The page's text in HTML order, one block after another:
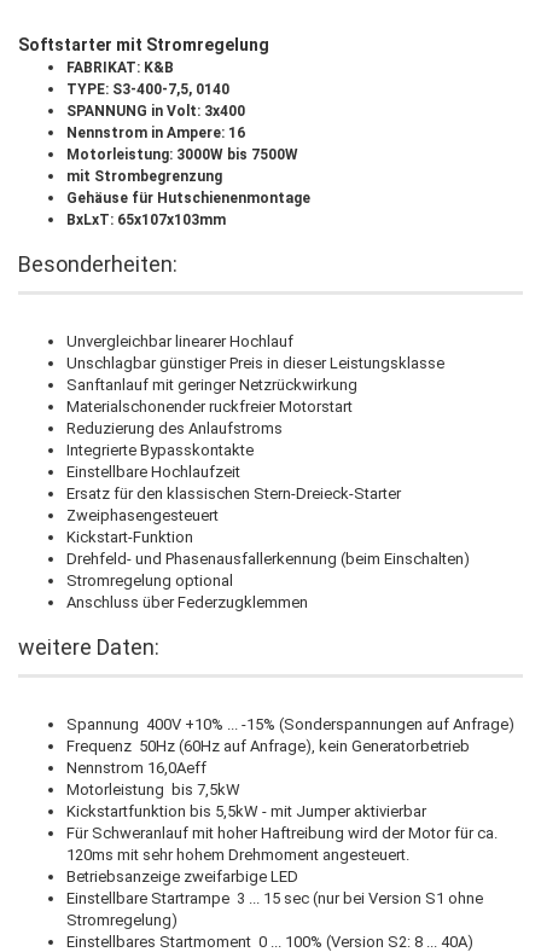
Softstarter mit Stromregelung
FABRIKAT: K&B
TYPE: S3-400-7,5, 0140
SPANNUNG in Volt: 3x400
Nennstrom in Ampere: 16
Motorleistung: 3000W bis 7500W
mit Strombegrenzung
Gehäuse für Hutschienenmontage
BxLxT: 65x107x103mm
Besonderheiten:
Unvergleichbar linearer Hochlauf
Unschlagbar günstiger Preis in dieser Leistungsklasse
Sanftanlauf mit geringer Netzrückwirkung
Materialschonender ruckfreier Motorstart
Reduzierung des Anlaufstroms
Integrierte Bypasskontakte
Einstellbare Hochlaufzeit
Ersatz für den klassischen Stern-Dreieck-Starter
Zweiphasengesteuert
Kickstart-Funktion
Drehfeld- und Phasenausfallerkennung (beim Einschalten)
Stromregelung optional
Anschluss über Federzugklemmen
weitere Daten:
Spannung 400V +10% ... -15% (Sonderspannungen auf Anfrage)
Frequenz 50Hz (60Hz auf Anfrage), kein Generatorbetrieb
Nennstrom 16,0Aeff
Motorleistung bis 7,5kW
Kickstartfunktion bis 5,5kW - mit Jumper aktivierbar
Für Schweranlauf mit hoher Haftreibung wird der Motor für ca.
120ms mit sehr hohem Drehmoment angesteuert.
Betriebsanzeige zweifarbige LED
Einstellbare Startrampe 3 ... 15 sec (nur bei Version S1 ohne
Stromregelung)
Einstellbares Startmoment 0 ... 100% (Version S2: 8 ... 40A)